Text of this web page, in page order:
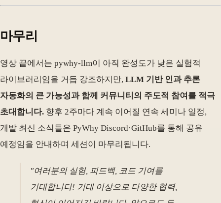
마무리
영상 끝에서는 pywhy-llm이 아직 완성도가 낮은 실험적
라이브러리임을 거듭 강조하지만, LLM 기반 인과 추론
자동화의 큰 가능성과 함께 커뮤니티의 주도적 참여를 적극
초대합니다. 향후 2주마다 계속 이어질 연속 세미나 일정,
개발 최신 소식들은 PyWhy Discord·GitHub를 통해 공유
예정임을 안내하며 세션이 마무리됩니다.
"여러분의 실험, 피드백, 코드 기여를
기대합니다! 기대 이상으로 다양한 협력,